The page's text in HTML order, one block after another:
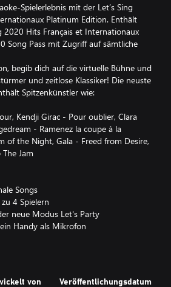
Spielerlebnis mit der Let’s Sing
Platinum Edition. Enthält
2020 Hits Français et Internationaux
Song Pass mit Zugriff auf sämtliche
begib dich auf die virtuelle Bühne und
und zeitlose Klassiker! Die neuste
Spitzenkünstler wie:
Kendji Girac - Pour oublier, Clara
- Ramenez la coupe à la
of the Night, Gala - Freed from Desire,
Jam
Songs
4 Spielern
neue Modus Let's Party
Handy als Mikrofon
von Veröffentlichungsdatum